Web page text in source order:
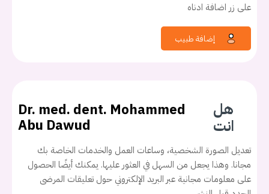
على زر اضافة ادناه
هل
انت
Dr. med. dent. Mohammed
Abu Dawud
تعديل الصورة الشخصية، وساعات العمل والخدمات الخاصة بك
مجانا. وهذا يجعل من السهل في العثور عليها. يمكنك أيضًا الحصول
على معلومات مجانية عبر البريد الإلكتروني حول تعليقات المرضى